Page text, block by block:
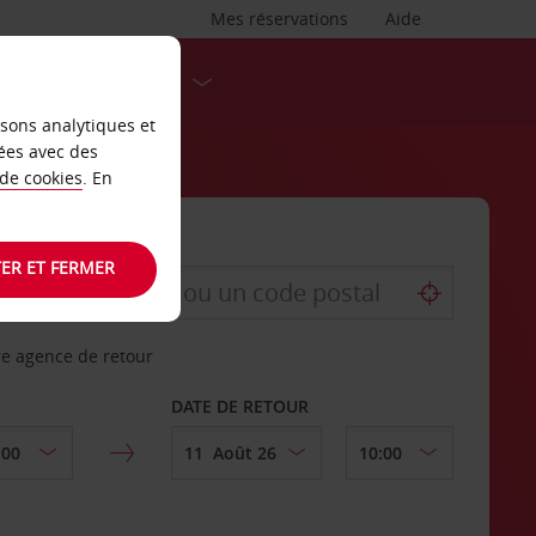
Aide
Mes réservations
agence de retour
DATE DE RETOUR
analytiques et
avec des
cookies. En
ET FERMER